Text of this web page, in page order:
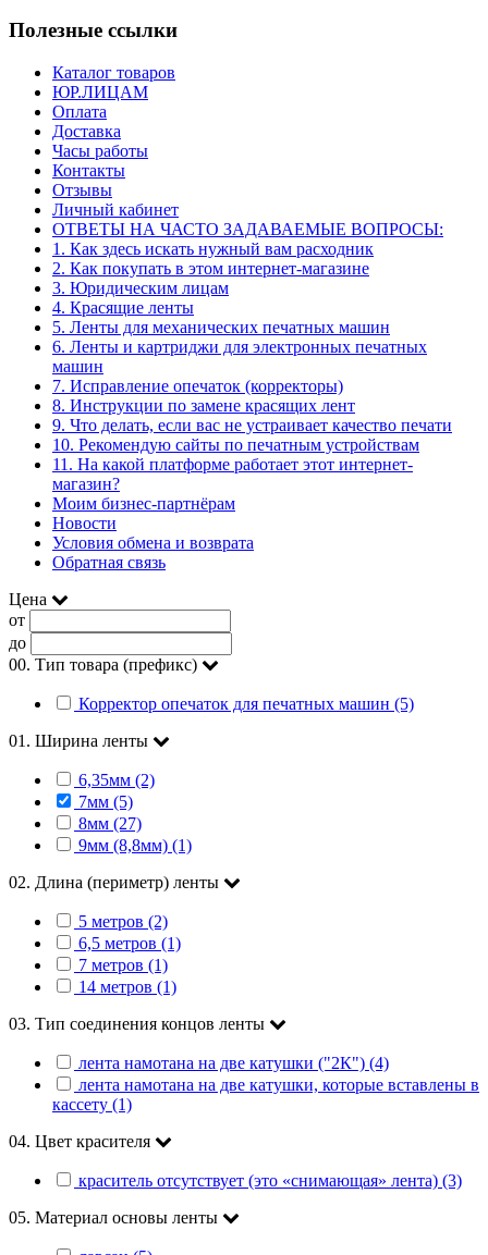
Полезные ссылки
Каталог товаров
ЮР.ЛИЦАМ
Оплата
Доставка
Часы работы
Контакты
Отзывы
Личный кабинет
ОТВЕТЫ НА ЧАСТО ЗАДАВАЕМЫЕ ВОПРОСЫ:
1. Как здесь искать нужный вам расходник
2. Как покупать в этом интернет-магазине
3. Юридическим лицам
4. Красящие ленты
5. Ленты для механических печатных машин
6. Ленты и картриджи для электронных печатных
машин
7. Исправление опечаток (корректоры)
8. Инструкции по замене красящих лент
9. Что делать, если вас не устраивает качество печати
10. Рекомендую сайты по печатным устройствам
11. На какой платформе работает этот интернет-
магазин?
Моим бизнес-партнёрам
Новости
Условия обмена и возврата
Обратная связь
Цена
от
до
00. Тип товара (префикс)
Корректор опечаток для печатных машин (5)
01. Ширина ленты
6,35мм (2)
7мм (5)
8мм (27)
9мм (8,8мм) (1)
02. Длина (периметр) ленты
5 метров (2)
6,5 метров (1)
7 метров (1)
14 метров (1)
03. Тип соединения концов ленты
лента намотана на две катушки ("2К") (4)
лента намотана на две катушки, которые вставлены в
кассету (1)
04. Цвет красителя
краситель отсутствует (это «снимающая» лента) (3)
05. Материал основы ленты